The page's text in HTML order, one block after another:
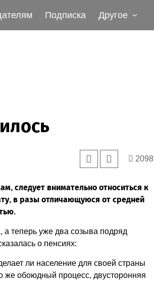
Подписка Другое
2098
следует внимательно относиться к
в разы отличающуюся от средней
а теперь уже два созыва подряд
о пенсиях:
ли население для своей страны
же обоюдный процесс, двусторонняя